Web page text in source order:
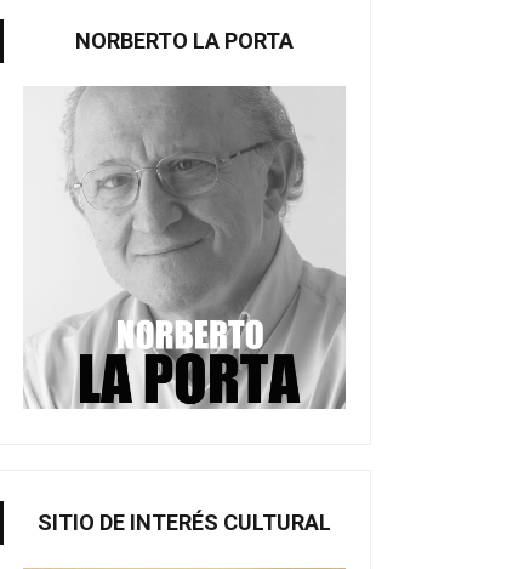
NORBERTO LA PORTA
SITIO DE INTERÉS CULTURAL